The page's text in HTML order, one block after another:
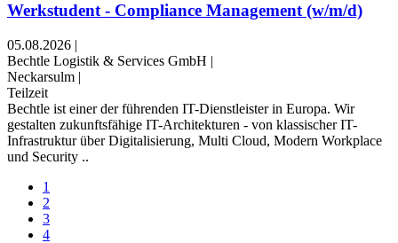
Werkstudent - Compliance Management (w/m/d)
05.08.2026 |
Bechtle Logistik & Services GmbH |
Neckarsulm |
Teilzeit
Bechtle ist einer der führenden IT-Dienstleister in Europa. Wir
gestalten zukunftsfähige IT-Architekturen - von klassischer IT-
Infrastruktur über Digitalisierung, Multi Cloud, Modern Workplace
und Security ..
1
2
3
4